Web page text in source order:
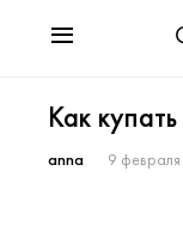
Мода
Звезды
Как
anna 9 февраля